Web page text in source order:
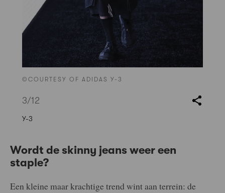
©COURTESY OF ADIDAS Y-3
3/12
Y-3
Wordt de skinny jeans weer een
staple?
Een kleine maar krachtige trend wint aan terrein: de